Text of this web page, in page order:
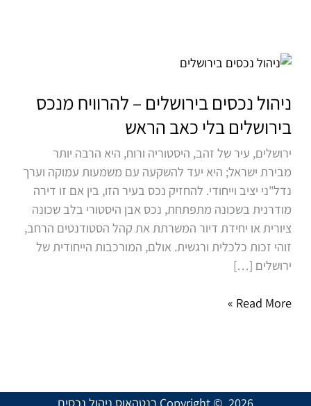
ניהול נכסים בירושלים – להרוויח מנכס
בירושלים בלי כאב הראש
ירושלים, עיר של זהב, היסטוריה ורוח, היא הרבה יותר
מבירת ישראל; היא יעד להשקעה עם משמעות עמוקה וערך
נדל"ני יציב וייחודי. להחזיק נכס בעיר הזו, בין אם זו דירה
מודרנית בשכונה מתפתחת, נכס אבן היסטורי בלב שכונה
ציורית או יחידת דיור המשרתת את קהל הסטודנטים הרחב,
זוהי זכות כלכלית ורגשית. אולם, המורכבות הייחודית של
ירושלים […]
ניהול
בירושלים
להרוויח
מנכס
בירושלים
בלי
כאב
הראש
Read More »
Copyright © 2026 רנטהאוס ניהול נכסים